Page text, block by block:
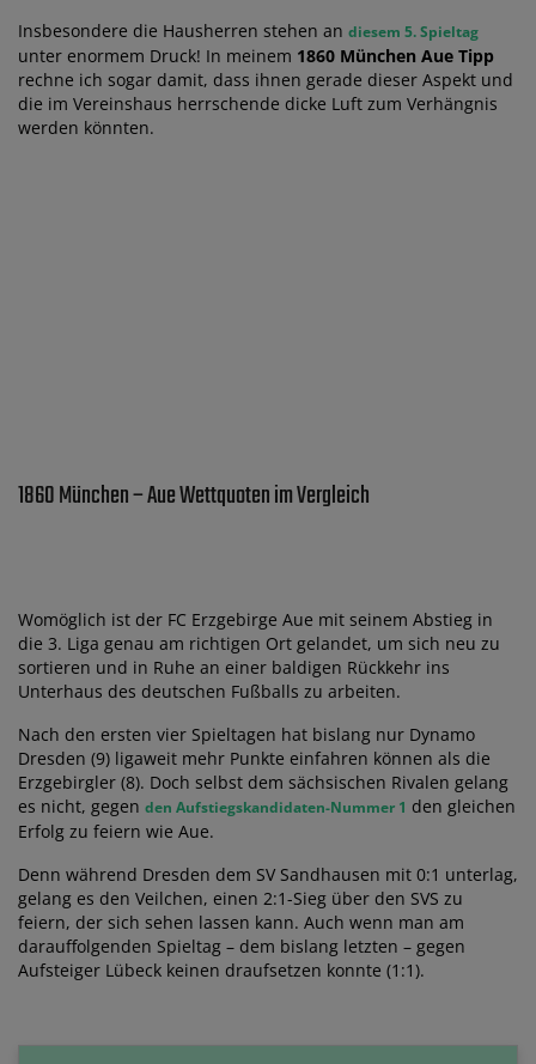
Insbesondere die Hausherren stehen an diesem 5. Spieltag
unter enormem Druck! In meinem 1860 München Aue Tipp
rechne ich sogar damit, dass ihnen gerade dieser Aspekt und
die im Vereinshaus herrschende dicke Luft zum Verhängnis
werden könnten.
1860 München – Aue Wettquoten im Vergleich
Womöglich ist der FC Erzgebirge Aue mit seinem Abstieg in
die 3. Liga genau am richtigen Ort gelandet, um sich neu zu
sortieren und in Ruhe an einer baldigen Rückkehr ins
Unterhaus des deutschen Fußballs zu arbeiten.
Nach den ersten vier Spieltagen hat bislang nur Dynamo
Dresden (9) ligaweit mehr Punkte einfahren können als die
Erzgebirgler (8). Doch selbst dem sächsischen Rivalen gelang
es nicht, gegen den Aufstiegskandidaten-Nummer 1 den gleichen
Erfolg zu feiern wie Aue.
Denn während Dresden dem SV Sandhausen mit 0:1 unterlag,
gelang es den Veilchen, einen 2:1-Sieg über den SVS zu
feiern, der sich sehen lassen kann. Auch wenn man am
darauffolgenden Spieltag – dem bislang letzten – gegen
Aufsteiger Lübeck keinen draufsetzen konnte (1:1).